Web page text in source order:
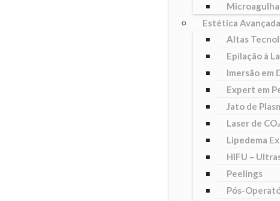
Estética Avançada
Altas
Epilação à
Imersão em
Expert em
Jato de
Laser de
Lipedema
HIFU –
Peelings
Pós-